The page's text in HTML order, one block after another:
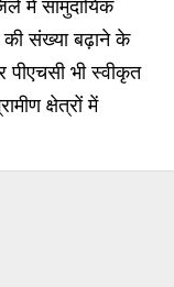
में सामुदायिक
की संख्या बढ़ाने के
पीएचसी भी स्वीकृत
क्षेत्रों में